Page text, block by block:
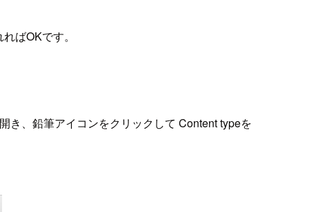
ばOKです。
、鉛筆アイコンをクリックして Content typeを